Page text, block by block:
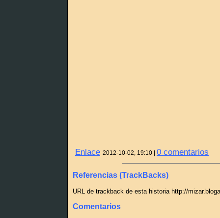
Enlace 2012-10-02, 19:10 | 0 comentarios
Referencias (TrackBacks)
URL de trackback de esta historia http://
Comentarios